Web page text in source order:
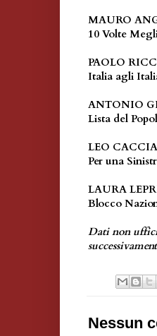
MAURO
10 Volte
PAOLO
Italia agli
ANTONIO
Lista del
LEO
Per una
LAURA
Blocco
Dati non
Nessun